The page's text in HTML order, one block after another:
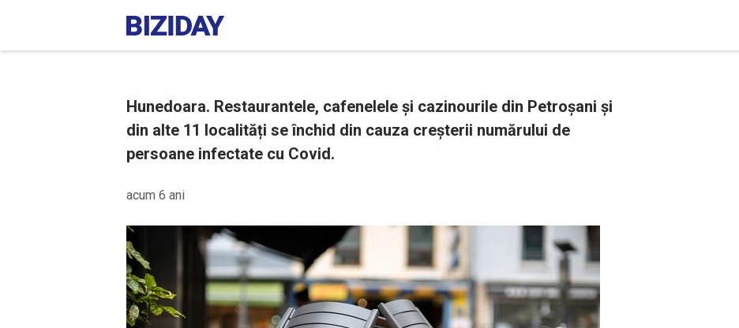
Hunedoara. Restaurantele, cafenelele și cazinourile din Petroșani și
din alte 11 localități se închid din cauza creșterii numărului de
persoane infectate cu Covid.
acum 6 ani